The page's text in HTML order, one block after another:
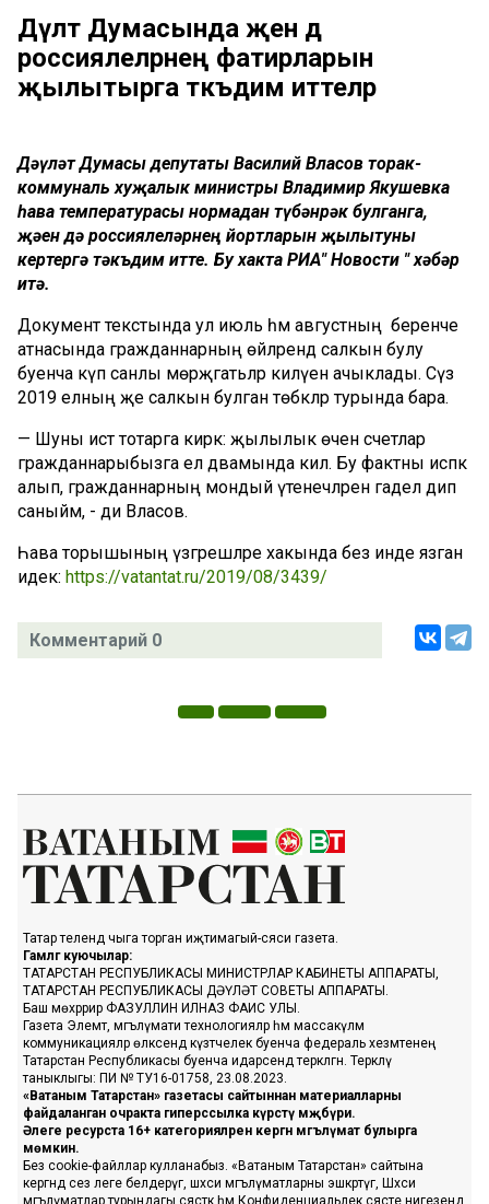
Дәүләт Думасында җәен дә
россиялеләрнең фатирларын
җылытырга тәкъдим иттеләр
Дәүләт Думасы депутаты Василий Власов торак-
коммуналь хуҗалык министры Владимир Якушевка
һава температурасы нормадан түбәнрәк булганга,
җәен дә россиялеләрнең йортларын җылытуны
кертергә тәкъдим итте. Бу хакта РИА" Новости " хәбәр
итә.
Документ текстында ул июль һәм августның беренче
атнасында гражданнарның өйләрендә салкын булу
буенча күп санлы мөрәҗәгатьләр килүен ачыклады. Сүз
2019 елның җәе салкын булган төбәкләр турында бара.
— Шуны истә тотарга кирәк: җылылык өчен счетлар
гражданнарыбызга ел дәвамында килә. Бу фактны исәпкә
алып, гражданнарның мондый үтенечләрен гадел дип
саныйм, - ди Власов.
Һава торышының үзгәрешләре хакында без инде язган
идек: https://vatantat.ru/2019/08/3439/
Комментарий 0
Татар телендә чыга торган иҗтимагый-сәяси газета.
Гамәлгә куючылар:
ТАТАРСТАН РЕСПУБЛИКАСЫ МИНИСТРЛАР КАБИНЕТЫ АППАРАТЫ,
ТАТАРСТАН РЕСПУБЛИКАСЫ ДӘҮЛӘТ СОВЕТЫ АППАРАТЫ.
Баш мөхәррир ФАЗУЛЛИН ИЛНАЗ ФАИС УЛЫ.
Газета Элемтә, мәгълүмати технологияләр һәм массакүләм
коммуникацияләр өлкәсендә күзәтчелек буенча федераль хезмәтенең
Татарстан Республикасы буенча идарәсендә теркәлгән. Теркәлү
таныклыгы: ПИ № ТУ16-01758, 23.08.2023.
«Ватаным Татарстан» газетасы сайтыннан материалларны
файдаланган очракта гиперссылка күрсәтү мәҗбүри.
Әлеге ресурста 16+ категорияләренә кергән мәгълүмат булырга
мөмкин.
Без cookie-файллар кулланабыз. «Ватаным Татарстан» сайтына
кергәндә сез әлеге белдерүгә, шәхси мәгълүматларны эшкәртүгә, Шәхси
мәгълүматлар турындагы сәясәткә һәм Конфиденциальлек сәясәте нигезендә